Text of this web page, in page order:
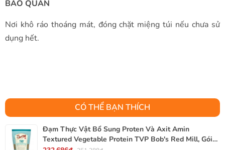
BẢO QUẢN
Nơi khô ráo thoáng mát, đóng chặt miệng túi nếu chưa sử
dụng hết.
CÓ THỂ BẠN THÍCH
Đạm Thực Vật Bổ Sung Proten Và Axit Amin
Textured Vegetable Protein TVP Bob's Red Mill, Gói